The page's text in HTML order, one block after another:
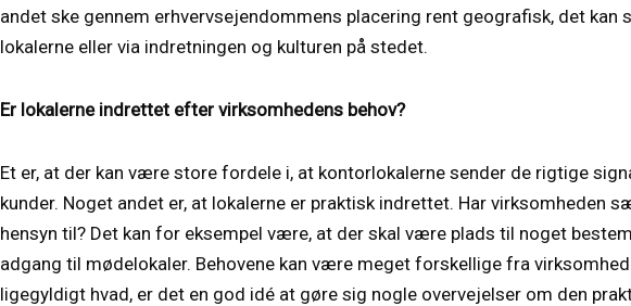
andet ske gennem erhvervsejendommens placering rent geografisk, det kan
lokalerne eller via indretningen og kulturen på stedet.
Er lokalerne indrettet efter virksomhedens behov?
Et er, at der kan være store fordele i, at kontorlokalerne sender de rigtige
kunder. Noget andet er, at lokalerne er praktisk indrettet. Har virksomheden
hensyn til? Det kan for eksempel være, at der skal være plads til noget
adgang til mødelokaler. Behovene kan være meget forskellige fra
ligegyldigt hvad, er det en god idé at gøre sig nogle overvejelser om den